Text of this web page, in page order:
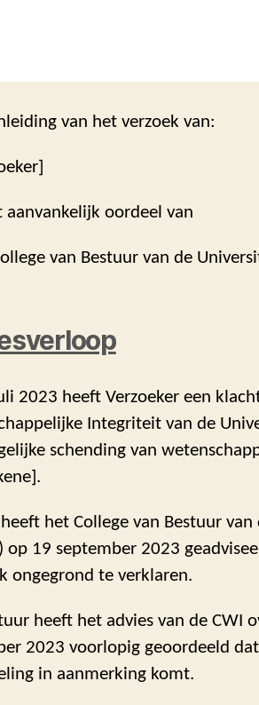
van het verzoek van:
aanvankelijk oordeel van
van Bestuur van de
2023 heeft Verzoeker een
Integriteit van de
schending van
het College van Bestuur
op 19 september 2023
ongegrond te verklaren.
heeft het advies van de CWI
2023 voorlopig geoordeeld
in aanmerking komt.